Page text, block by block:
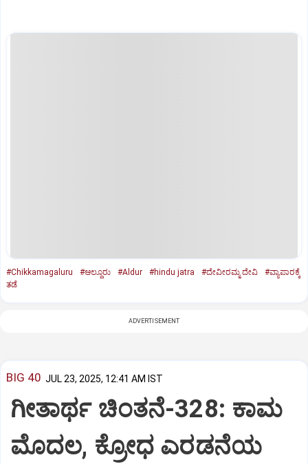
#Chikkamagaluru #ಆಲ್ದೂರು #Aldur #hindu jatra #ದೇವೀರಮ್ಮ ದೇವಿ
#ವ್ಯಾಪಾರಕ್ಕೆ
ತಡೆ
ADVERTISEMENT
BIG 40 JUL 23, 2025, 12:41 AM IST
ಗೀತಾರ್ಥ ಚಿಂತನೆ-328: ಕಾಮ
ಮೊದಲ, ಕ್ರೋಧ ಎರಡನೆಯ